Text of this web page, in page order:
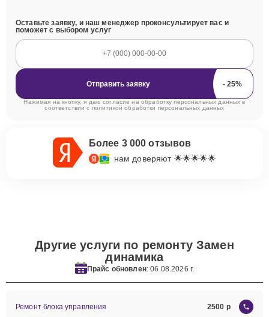
Оставьте заявку, и наш менеджер проконсультирует вас и
поможет с выбором услуг
Отправить заявку
Нажимая на кнопку, я даю согласие на обработку персональных данных в
соответствии с политикой обработки персональных данных
Более 3 000 отзывов
нам доверяют 🌟🌟🌟🌟🌟
Другие услуги по ремонту Замен
динамика
Прайс обновлен: 06.08.2026 г.
Ремонт блока управления 2500